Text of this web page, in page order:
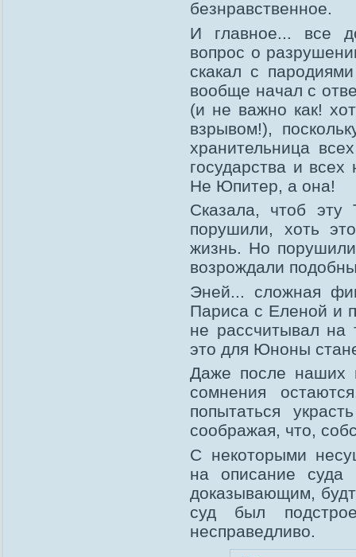
безнравственное.
И главное... все
вопрос о
скакал с
вообще начал с
(и не важно как!
взрывом!),
хранительница
государства и
Не Юпитер, а она!
Сказала, чтоб
порушили, хоть
жизнь. Но
возрождали
Эней... сложная
Париса с Еленой и
не рассчитывал на
это для Юноны
Даже после наших
сомнения
попытаться
соображая, что,
С некоторыми
на описание суда
доказывающим,
суд был
несправедливо.